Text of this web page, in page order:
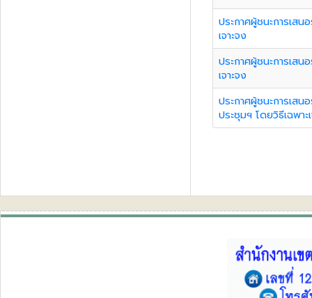
ประกาศผู้ชนะการเส
เจาะจง
ประกาศผู้ชนะการเสน
เจาะจง
ประกาศผู้ชนะการเส
ประชุมฯ โดยวิธีเฉพาะ